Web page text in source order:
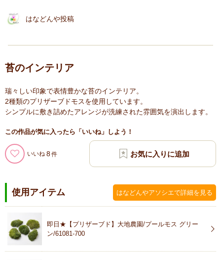
はなどんや投稿
苔のインテリア
瑞々しい印象で表情豊かな苔のインテリア。
2種類のプリザーブドモスを使用しています。
シンプルに敷き詰めたアレンジが洗練された雰囲気を演出します。
この作品が気に入ったら「いいね」しよう！
いいね 8
使用アイテム はなどんやアソシエで詳細を見る
即日★【プリザーブド】大地農園/プールモス グリー
ン/61081-700